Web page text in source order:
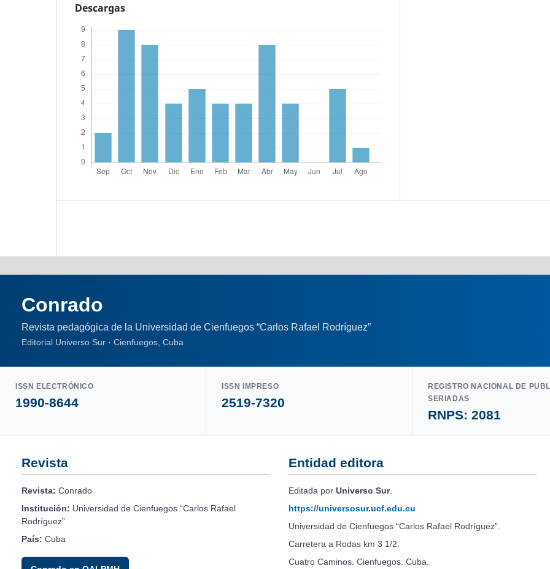
Descargas
Conrado
Revista pedagógica de la Universidad de Cienfuegos “Carlos Rafael Rodríguez”
Editorial Universo Sur · Cienfuegos, Cuba
ISSN ELECTRÓNICO
1990-8644
ISSN IMPRESO
2519-7320
REGISTRO NACIONAL DE
SERIADAS
RNPS: 2081
Revista
Revista: Conrado
Institución: Universidad de Cienfuegos “Carlos Rafael
Rodríguez”
País: Cuba
Entidad editora
Editada por Universo Sur.
https://universosur.ucf.edu.cu
Universidad de Cienfuegos “Carlos Rafael Rodríguez”.
Carretera a Rodas km 3 1/2.
Cuatro Caminos. Cienfuegos. Cuba.